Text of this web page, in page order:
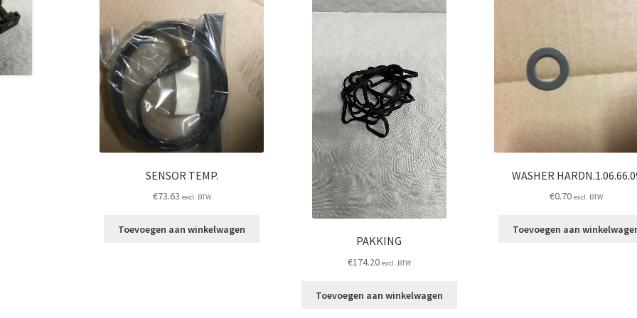
SENSOR TEMP.
€73.63 excl. BTW
Toevoegen aan winkelwagen
PAKKING
€174.20 excl. BTW
Toevoegen aan winkelwagen
WASHER
€0.70 excl. BTW
Toevoegen aan